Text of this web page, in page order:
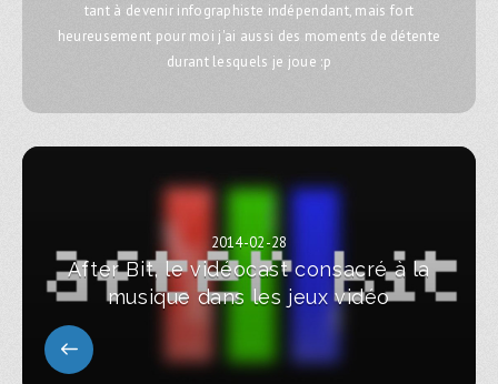
tant à devenir infographiste indépendant, mais fort
heureusement pour moi j'ai aussi des moments de détente
durant lesquels je joue :p
2014-02-28
After Bit, le vidéocast consacré à la
musique dans les jeux vidéo